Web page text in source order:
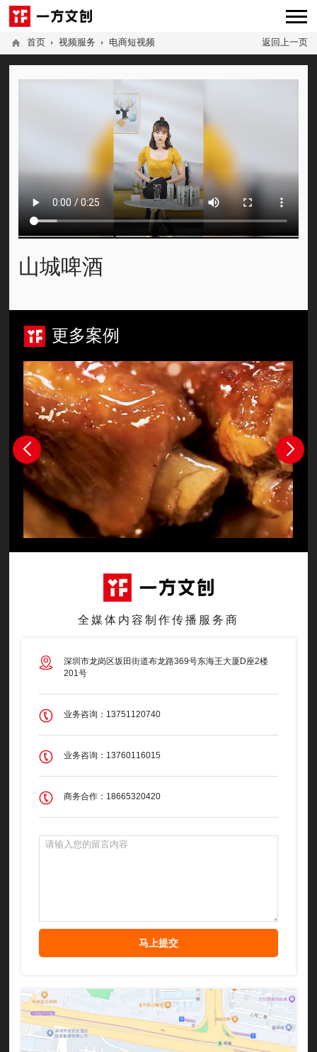
返回上一页
首页 视频服务 电商短视频
山城啤酒
更多案例
全媒体内容制作传播服务商
深圳市龙岗区坂田街道布龙路369号东海王大厦D座2楼
201号
业务咨询：13751120740
业务咨询：13760116015
商务合作：18665320420